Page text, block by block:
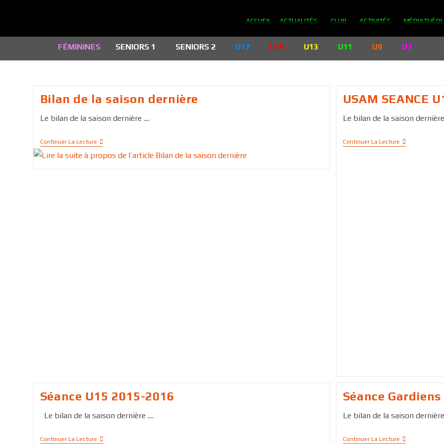
ACCUEIL ACTUALITÉS CLUB ACTIVITÉS
FÉMININES SENIORS 1 SENIORS 2 U17 U15 U13 U11 U9 U7
Bilan de la saison dernière
Le bilan de la saison dernière ....
Continuer La Lecture
USAM SEANCE
Le bilan de la saison dernière
Continuer La Lecture
Séance U15 2015-2016
Le bilan de la saison dernière ....
Continuer La Lecture
Séance Gardiens
Le bilan de la saison dernière
Continuer La Lecture